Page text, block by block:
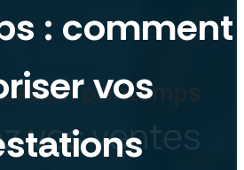
: comment
vos